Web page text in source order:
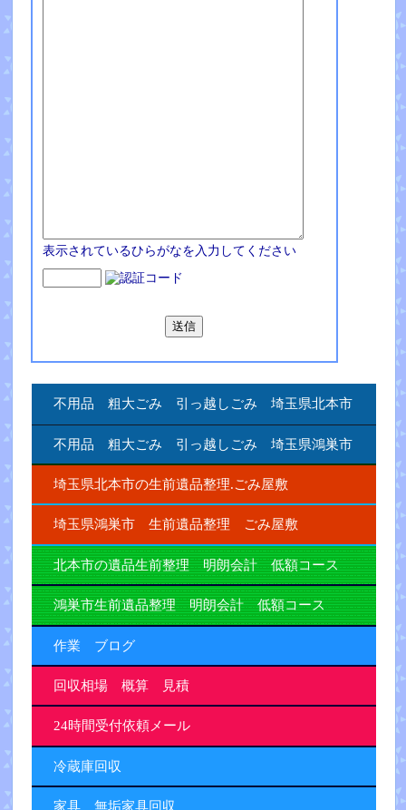
表示されているひらがなを入力してください
不用品 粗大ごみ 引っ越しごみ 埼玉県北本市
不用品 粗大ごみ 引っ越しごみ 埼玉県鴻巣市
埼玉県北本市の生前遺品整理.ごみ屋敷
埼玉県鴻巣市 生前遺品整理 ごみ屋敷
北本市の遺品生前整理 明朗会計 低額コース
鴻巣市生前遺品整理 明朗会計 低額コース
作業 ブログ
回収相場 概算 見積
24時間受付依頼メール
冷蔵庫回収
家具 無垢家具回収